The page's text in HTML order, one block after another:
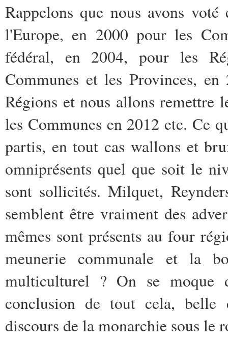
Rappelons que nous avons
l'Europe, en 2000 pour les
fédéral, en 2004, pour les
Communes et les Provinces,
Régions et nous allons remettre
les Communes en 2012 etc. Ce
partis, en tout cas wallons et
omniprésents quel que soit le
sont sollicités. Milquet,
semblent être vraiment des
mêmes sont présents au four
meunerie communale et la
multiculturel ? On se moque
conclusion de tout cela, belle
discours de la monarchie sous le